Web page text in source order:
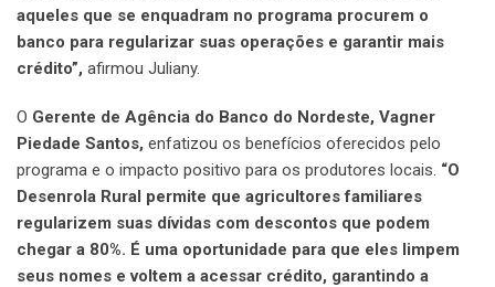
aqueles que se enquadram no programa procurem o
banco para regularizar suas operações e garantir mais
crédito”, afirmou Juliany.
O Gerente de Agência do Banco do Nordeste, Vagner
Piedade Santos, enfatizou os benefícios oferecidos pelo
programa e o impacto positivo para os produtores locais. “O
Desenrola Rural permite que agricultores familiares
regularizem suas dívidas com descontos que podem
chegar a 80%. É uma oportunidade para que eles limpem
seus nomes e voltem a acessar crédito, garantindo a